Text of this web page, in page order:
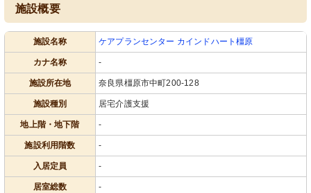
施設概要
施設名称 ケアプランセンター カインドハート橿原
カナ名称 -
施設所在地 奈良県橿原市中町200-128
施設種別 居宅介護支援
地上階・地下階 -
施設利用階数 -
入居定員 -
居室総数 -